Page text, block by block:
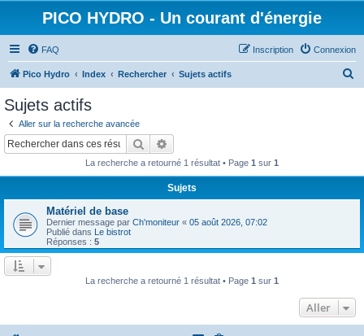
PICO HYDRO - Un courant d'énergie
FAQ Connexion
Inscription
Pico Hydro Index Rechercher Sujets actifs
r
Sujets actifs
Aller sur la recherche avancée
Rechercher
La recherche a retourné 1 résultat • Page 1 sur 1
Sujets
Matériel de base
Dernier message par Ch'moniteur « 05 août 2026, 07:02
Publié dans Le bistrot
Réponses : 5
La recherche a retourné 1 résultat • Page 1 sur 1
Aller